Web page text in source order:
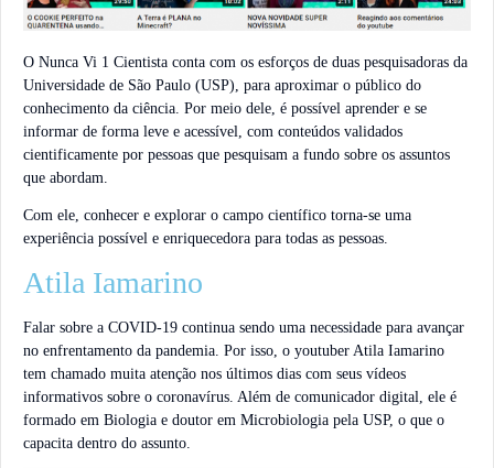
O Nunca Vi 1 Cientista conta com os esforços de duas pesquisadoras da
Universidade de São Paulo (USP), para aproximar o público do
conhecimento da ciência. Por meio dele, é possível aprender e se
informar de forma leve e acessível, com conteúdos validados
cientificamente por pessoas que pesquisam a fundo sobre os assuntos
que abordam.
Com ele, conhecer e explorar o campo científico torna-se uma
experiência possível e enriquecedora para todas as pessoas.
Atila Iamarino
Falar sobre a COVID-19 continua sendo uma necessidade para avançar
no enfrentamento da pandemia. Por isso, o youtuber Atila Iamarino
tem chamado muita atenção nos últimos dias com seus vídeos
informativos sobre o coronavírus. Além de comunicador digital, ele é
formado em Biologia e doutor em Microbiologia pela USP, o que o
capacita dentro do assunto.